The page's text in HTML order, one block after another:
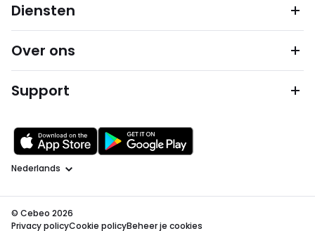
Diensten
Over ons
Support
Taal
© Cebeo 2026
Privacy policyCookie policyBeheer je cookies